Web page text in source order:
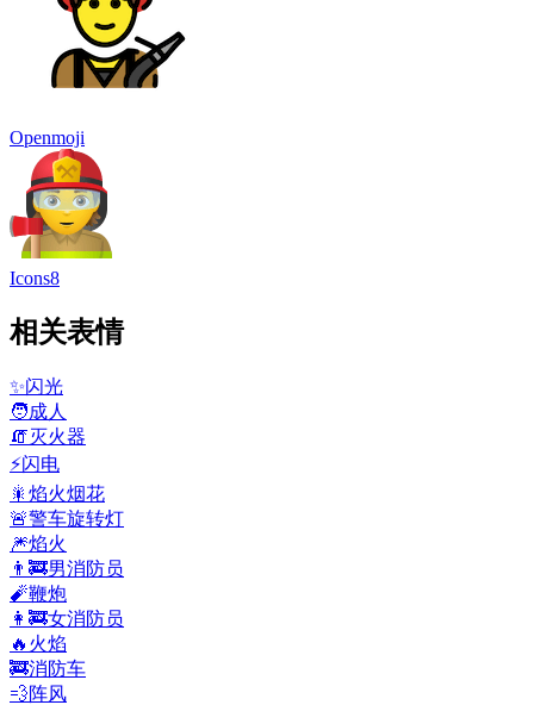
Openmoji
Icons8
相关表情
✨闪光
🧑成人
🧯灭火器
⚡闪电
🎇 焰火烟花
🚨警车旋转灯
🎆焰火
👨‍🚒男消防员
🧨鞭炮
👩‍🚒女消防员
🔥 火焰
🚒消防车
💨阵风